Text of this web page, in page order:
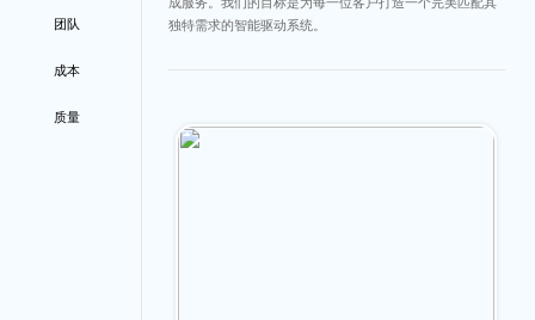
团队
成本
质量
独特需求的智能驱动系统。